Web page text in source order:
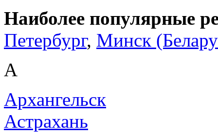
Наиболее популярные
Петербург, Минск
А
Архангельск
Астрахань